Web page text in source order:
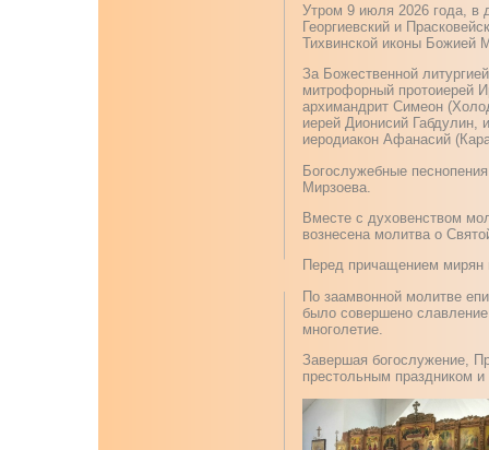
Утром 9 июля 2026 года, в
Георгиевский и
Тихвинской иконы Божией
За Божественной
митрофорный протоиерей
архимандрит Симеон
иерей Дионисий Габдулин,
иеродиакон Афанасий
Богослужебные
Мирзоева.
Вместе с духовенством
вознесена молитва о
Перед причащением мирян
По заамвонной молитве
было совершено
многолетие.
Завершая богослужение,
престольным праздником и